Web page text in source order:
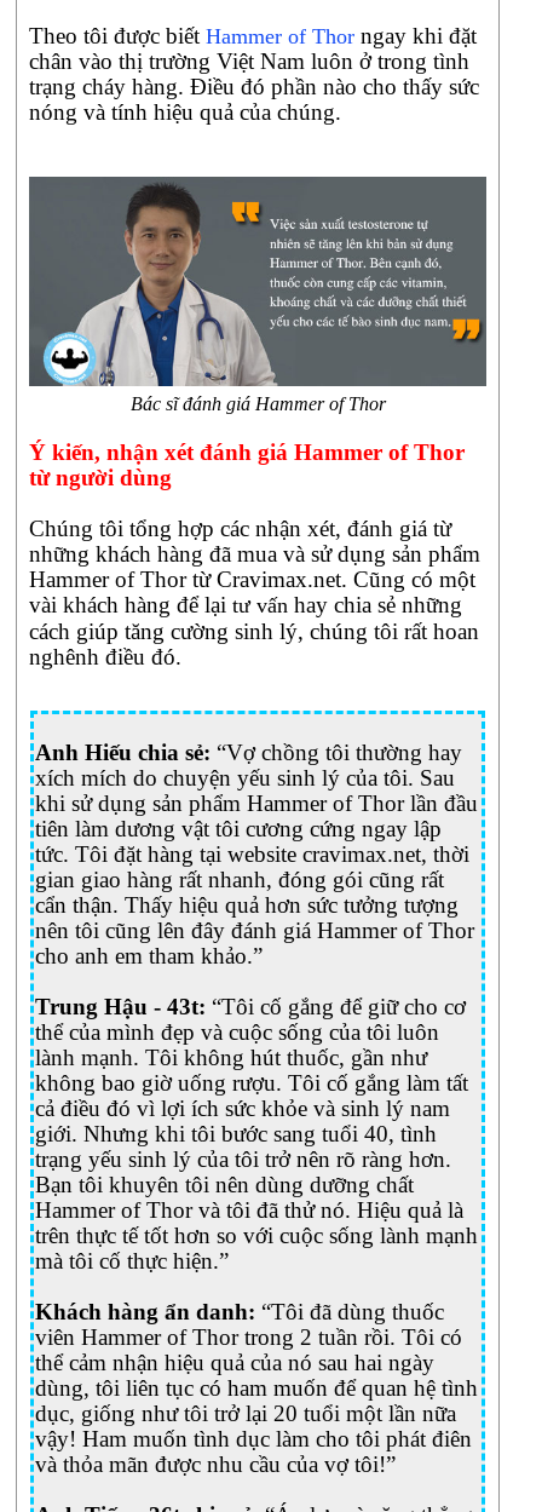
Theo tôi được biếtHammer of Thor ngay khi đặt
chân vào thị trường Việt Nam luôn ở trong tình
trạng cháy hàng. Điều đó phần nào cho thấy sức
nóng và tính hiệu quả của chúng.
Bác sĩ đánh giá Hammer of Thor
Ý kiến, nhận xét đánh giá Hammer of Thor
từ người dùng
Chúng tôi tổng hợp các nhận xét, đánh giá từ
những khách hàng đã mua và sử dụng sản phẩm
Hammer of Thor từ Cravimax.net. Cũng có một
vài khách hàng để lạitư vấn hay chia sẻ những
cách giúp tăng cường sinh lý, chúng tôi rất hoan
nghênh điều đó.
không
sớm
thì
muộn
sẽ
vào
bản
thân
bạn
thấy
bị
thương
và
tự
ti
khi
bản
đàn
ông
giảm
sút.
Bạn
đời
của
bạn
vì
không
thỏa
sẽ
có
tâm
trạng
luôn
cáu
gắt
trong
sinh
hoạt
vợ
chồng
hàng
ngày.
Đặc
biệt
khi
ham
muốn
tình
Anh Hiếu chia sẻ: “Vợ chồng tôi thường hay
xích mích do chuyện yếu sinh lý của tôi. Sau
khi sử dụng sản phẩm Hammer of Thor lần đầu
tiên làm dương vật tôi cương cứng ngay lập
tức. Tôi đặt hàng tại website cravimax.net, thời
gian giao hàng rất nhanh, đóng gói cũng rất
cẩn thận. Thấy hiệu quả hơn sức tưởng tượng
nên tôi cũng lên đây đánh giá Hammer of Thor
cho anh em tham khảo.”
Trung Hậu - 43t: “Tôi cố gắng để giữ cho cơ
thể của mình đẹp và cuộc sống của tôi luôn
lành mạnh. Tôi không hút thuốc, gần như
không bao giờ uống rượu. Tôi cố gắng làm tất
cả điều đó vì lợi ích sức khỏe và sinh lý nam
giới. Nhưng khi tôi bước sang tuổi 40, tình
trạng yếu sinh lý của tôi trở nên rõ ràng hơn.
Bạn tôi khuyên tôi nên dùng dưỡng chất
Hammer of Thor và tôi đã thử nó. Hiệu quả là
trên thực tế tốt hơn so với cuộc sống lành mạnh
mà tôi cố thực hiện.”
Khách hàng ẩn danh: “Tôi đã dùng thuốc
viên Hammer of Thor trong 2 tuần rồi. Tôi có
thể cảm nhận hiệu quả của nó sau hai ngày
dùng, tôi liên tục có ham muốn để quan hệ tình
dục, giống như tôi trở lại 20 tuổi một lần nữa
vậy! Ham muốn tình dục làm cho tôi phát điên
và thỏa mãn được nhu cầu của vợ tôi!”